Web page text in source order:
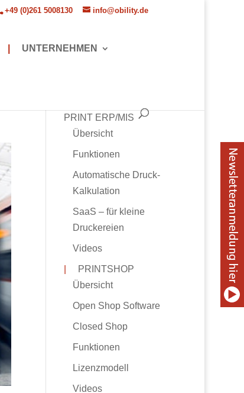
+49 (0)261 5008130 info@obility.de
UNTERNEHMEN
PRINT ERP/MIS
Übersicht
Funktionen
Automatische Druck-
Kalkulation
SaaS – für kleine
Druckereien
Videos
PRINTSHOP
Übersicht
Open Shop Software
Closed Shop
Funktionen
Lizenzmodell
Videos